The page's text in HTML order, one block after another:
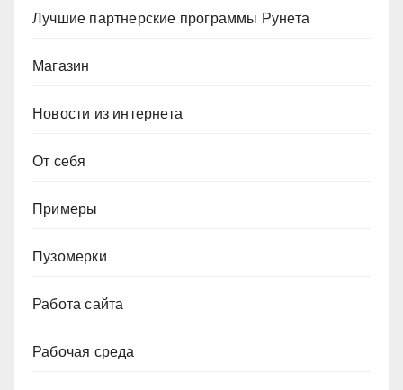
Лучшие партнерские программы Рунета
Магазин
Новости из интернета
От себя
Примеры
Пузомерки
Работа сайта
Рабочая среда